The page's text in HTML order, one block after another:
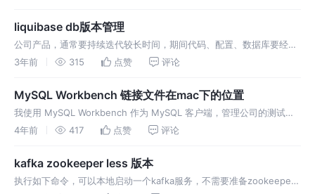
liquibase db版本管理
公司产品，通常要持续迭代较长时间，期间代码、配置、数据库要经历
若干个版本。 对于代码，目前主流都是通过git来管理，数据库版本
库
3年前 315 点赞 评论
MySQL Workbench 链接文件在mac下的位置
我使用 MySQL Workbench 作为 MySQL 客户端，管理公司的测试环
境。 测试环境中存在大量的数据库实例，当需要批量更新连接配置的时
4年前 417 点赞 评论
kafka zookeeper less 版本
执行如下命令，可以本地启动一个kafka服务，不需要准备zookeeper